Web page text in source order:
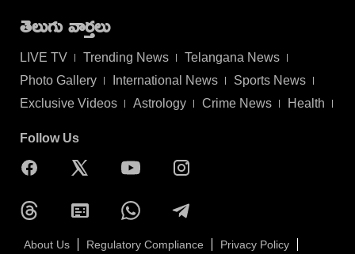
తెలుగు వార్తలు
LIVE TV Trending News
Telangana News
Photo Gallery
International News
Sports News
Exclusive Videos
Astrology Crime News Health
Follow Us
About Us Regulatory Compliance Privacy Policy